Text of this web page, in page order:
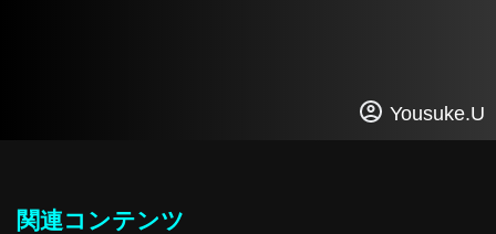
Yousuke.U
関連コンテンツ